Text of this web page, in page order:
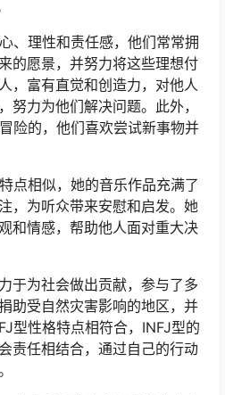
、理性和责任感，他们常常拥
的愿景，并努力将这些理想付
，富有直觉和创造力，对他人
努力为他们解决问题。此外，
险的，他们喜欢尝试新事物并
点相似，她的音乐作品充满了
，为听众带来安慰和启发。她
和情感，帮助他人面对重大决
于为社会做出贡献，参与了多
助受自然灾害影响的地区，并
型性格特点相符合，INFJ型的
责任相结合，通过自己的行动